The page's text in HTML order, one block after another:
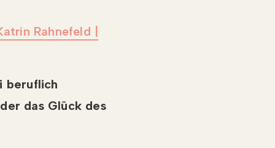
Rahnefeld |
beruflich
das Glück des